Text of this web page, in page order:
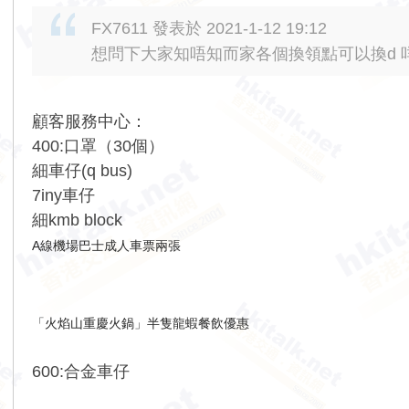
FX7611 發表於 2021-1-12 19:12
想問下大家知唔知而家各個換領點可以換d
顧客服務中心：
400:口罩（30個）
細車仔(q bus)
7iny車仔
細kmb block
A線機場巴士成人車票兩張
「火焰山重慶火鍋」半隻龍蝦餐飲優惠
600:合金車仔